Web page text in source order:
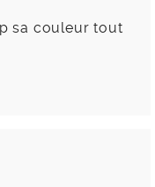
sa couleur tout